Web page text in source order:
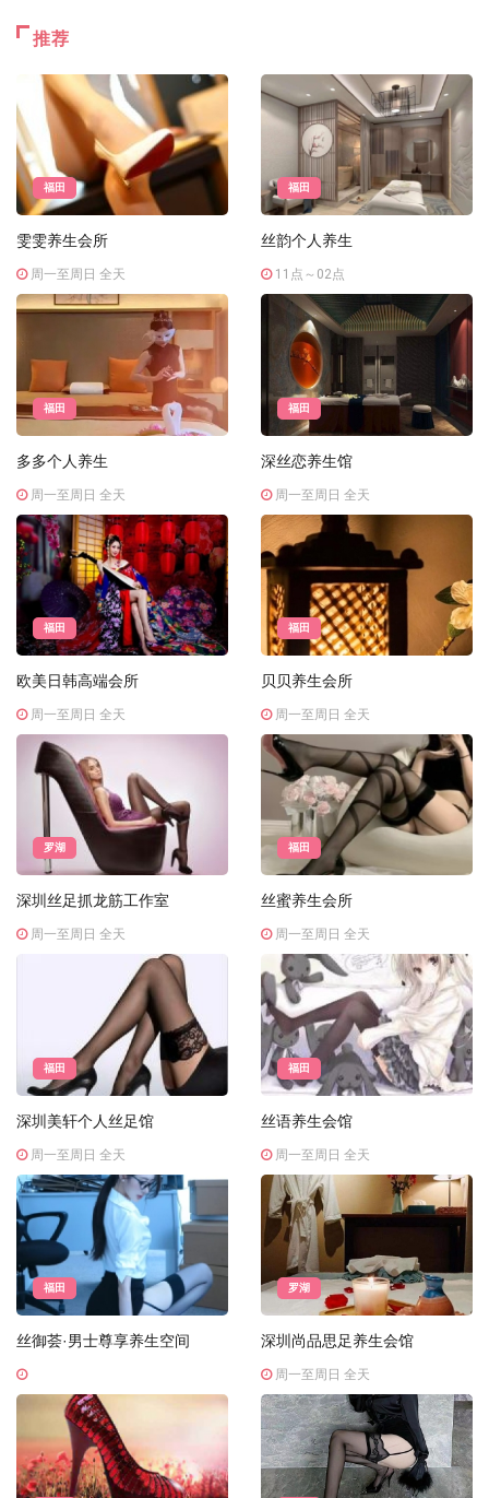
推荐
福田
雯雯养生会所
周一至周日 全天
福田
丝韵个人养生
11点～02点
福田
多多个人养生
周一至周日 全天
福田
深丝恋养生馆
周一至周日 全天
福田
欧美日韩高端会所
周一至周日 全天
福田
贝贝养生会所
周一至周日 全天
罗湖
深圳丝足抓龙筋工作室
周一至周日 全天
福田
丝蜜养生会所
周一至周日 全天
福田
深圳美轩个人丝足馆
周一至周日 全天
福田
丝语养生会馆
周一至周日 全天
福田
丝御荟·男士尊享养生空间
罗湖
深圳尚品思足养生会馆
周一至周日 全天